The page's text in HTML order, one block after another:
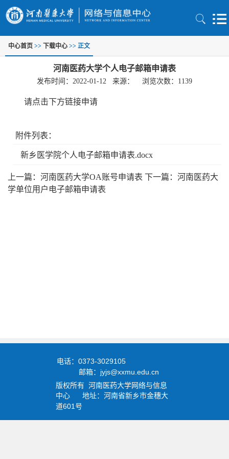
中心首页 >> 下载中心 >> 正文
河南医药大学个人电子邮箱申请表
发布时间：2022-01-12 来源： 浏览次数： 1139
请点击下方链接申请
附件列表：
新乡医学院个人电子邮箱申请表.docx
上一篇：河南医药大学OA账号申请表 下一篇：河南医药大
学单位用户电子邮箱申请表
电话： 0373-3029105
邮箱： jyjs@xxmu.edu.cn
版权所有 河南医药大学网络与信息
中心 地址：河南省新乡市金穗大
道601 号